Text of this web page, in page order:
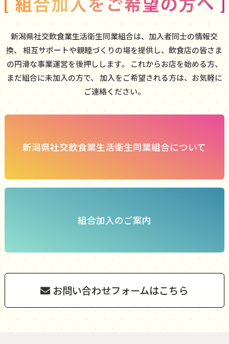
新潟県社交飲食業生活衛生同業組合は、加入者同士の情報交
換、
相互サポートや親睦づくりの場を提供し、飲食店の皆さま
の円滑な事業運営を後押しします。
これからお店を始める方、
まだ組合に未加入の方で、
加入をご希望される方は、お気軽に
ご連絡ください。
新潟県社交飲食業生活衛生同業組合について
組合加入のご案内
お問い合わせフォームはこちら